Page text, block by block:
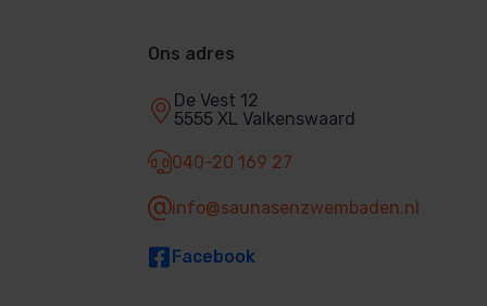
Ons adres
De Vest 12
5555 XL Valkenswaard
040-20 169 27
info@saunasenzwembaden.nl
Facebook